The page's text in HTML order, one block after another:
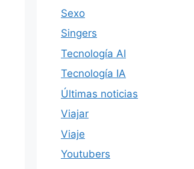
Sexo
Singers
Tecnología AI
Tecnología IA
Últimas noticias
Viajar
Viaje
Youtubers